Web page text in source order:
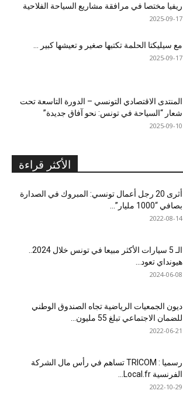
ريفيا مختصا في مرافقة مشاريع السياحة الفلاحية
2025-09-17
مع سيليكتا الحلمة تكتبها صغير و تعيشها كبير …
2025-09-17
المنتدى الاقتصادي التونسي – الدورة التاسعة تحت
شعار “السياحة في تونس: نحو آفاق جديدة”
2025-09-10
الأكثر قراءة
أثرى 20 رجل أعمال تونسي: المبروك في الصدارة
بصافي “1000 مليار”...
2022-08-14
هيونداي تعود...
2024-06-08
ديون الجمعيات الرياضية تجاه الصندوق الوطني
للضمان الاجتماعي تبلغ 55 مليون...
2022-06-21
رسميا : TRICOM تساهم في رأس مال الشركة
الفرنسية Local.fr...
2022-10-29